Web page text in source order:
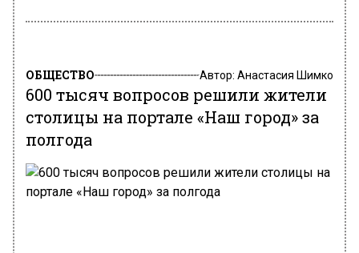
ОБЩЕСТВО Автор: Анастасия Шимко
600 тысяч вопросов решили жители
столицы на портале «Наш город» за
полгода